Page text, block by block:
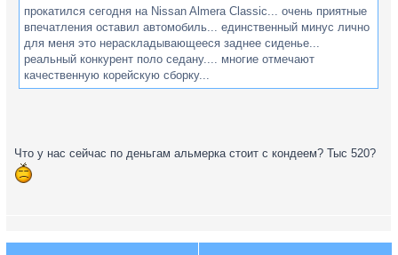
прокатился сегодня на Nissan Almera Classic... очень приятные
впечатления оставил автомобиль... единственный минус лично
для меня это нераскладывающееся заднее сиденье...
реальный конкурент поло седану.... многие отмечают
качественную корейскую сборку...
Что у нас сейчас по деньгам альмерка стоит с кондеем? Тыс 520?